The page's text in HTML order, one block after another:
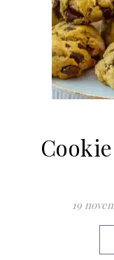
19